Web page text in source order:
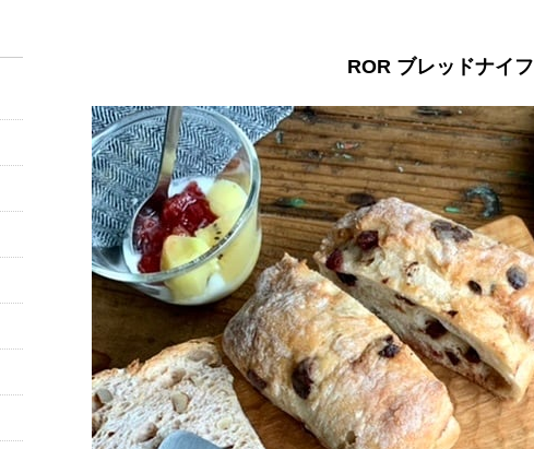
ROR ブレッドナイフ